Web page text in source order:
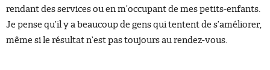
rendant des services ou en m’occupant de mes petits-enfants.
Je pense qu’il y a beaucoup de gens qui tentent de s’améliorer,
même si le résultat n’est pas toujours au rendez-vous.